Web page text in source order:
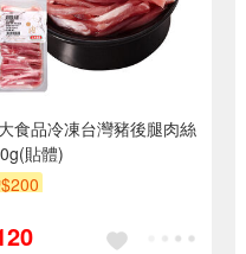
食品冷凍台灣豬後腿肉絲
貼體)